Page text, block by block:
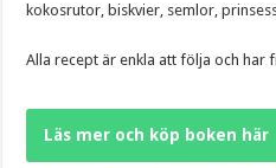
kokosrutor, biskvier, semlor,
Alla recept är enkla att följa och har
Läs mer och köp boken här